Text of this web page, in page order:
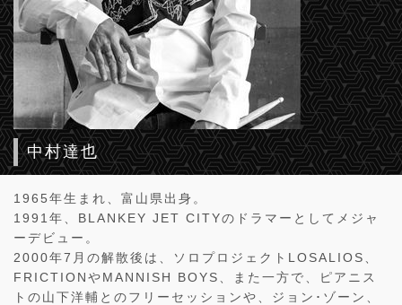
中村達也
1965年生まれ、富山県出身。
1991年、BLANKEY JET CITYのドラマーとしてメジャ
ーデビュー。
2000年7月の解散後は、ソロプロジェクトLOSALIOS、
FRICTIONやMANNISH BOYS、また一方で、ピアニス
トの山下洋輔とのフリーセッションや、ジョン･ゾーン、